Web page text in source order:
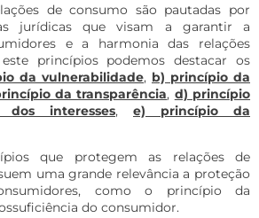
de consumo são pautadas por
jurídicas que visam a garantir a
e a harmonia das relações
princípios podemos destacar os
da vulnerabilidade, b) princípio da
da transparência, d) princípio
dos interesses, e) princípio da
que protegem as relações de
uma grande relevância a proteção
como o princípio da
do consumidor.